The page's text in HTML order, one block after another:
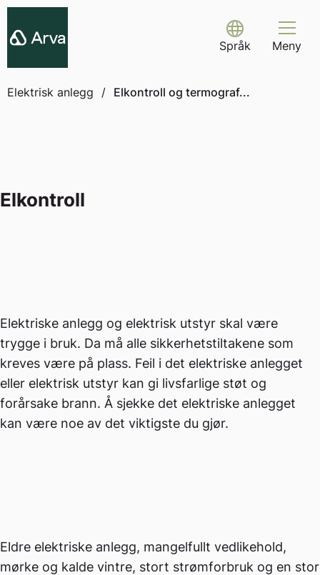
content
Språk
Select Language
Meny
Elektrisk anlegg / Elkontroll og termograf...
Elkontroll
Elektriske anlegg og elektrisk utstyr skal være
trygge i bruk. Da må alle sikkerhetstiltakene som
kreves være på plass. Feil i det elektriske anlegget
eller elektrisk utstyr kan gi livsfarlige støt og
forårsake brann. Å sjekke det elektriske anlegget
kan være noe av det viktigste du gjør.
Eldre elektriske anlegg, mangelfullt vedlikehold,
mørke og kalde vintre, stort strømforbruk og en stor